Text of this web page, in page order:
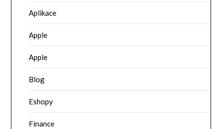
Aplikace
Apple
Apple
Blog
Eshopy
Finance